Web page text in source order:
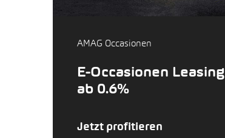
AMAG Occasionen
E-Occasionen Leasing
ab 0.6%
Jetzt profitieren